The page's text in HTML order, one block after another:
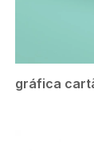
gráfica